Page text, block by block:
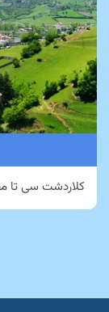
کلاردشت سی تا